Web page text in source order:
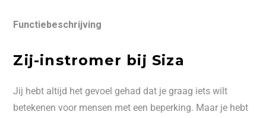
Functiebeschrijving
Zij-instromer bij Siza
Jij hebt altijd het gevoel gehad dat je graag iets wilt
betekenen voor mensen met een beperking. Maar je hebt